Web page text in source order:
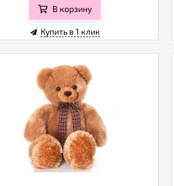
В корзину
Купить в 1 клик